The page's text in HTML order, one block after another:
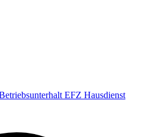
EFZ Hausdienst